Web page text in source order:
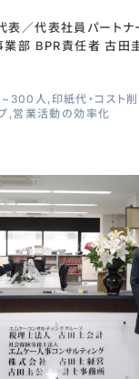
表／代表社員パート
業部 BPR責任者 古田
人 印紙代・コスト
営業活動の効率化